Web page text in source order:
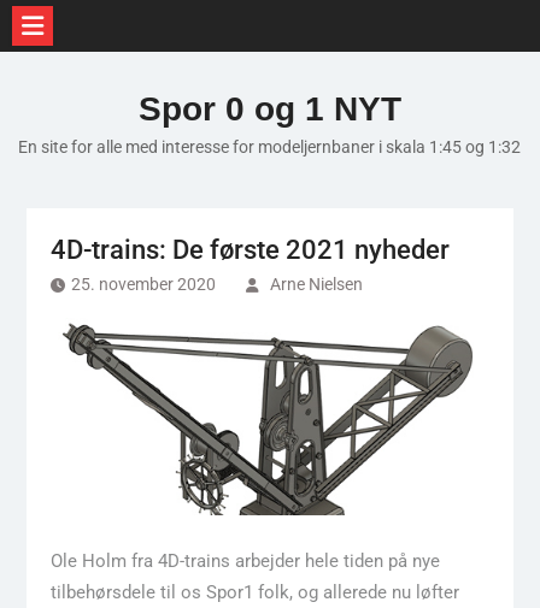
Spor 0 og 1 NYT
En site for alle med interesse for modeljernbaner i skala 1:45 og 1:32
4D-trains: De første 2021 nyheder
25. november 2020 Arne Nielsen
Ole Holm fra 4D-trains arbejder hele tiden på nye
tilbehørsdele til os Spor1 folk, og allerede nu løfter